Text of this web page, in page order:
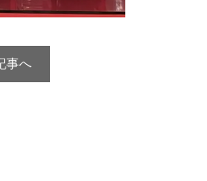
事へ